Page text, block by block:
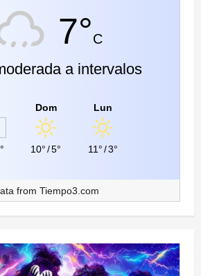
7°C
a intervalos
Dom
10°/5°
Lun
11°/3°
from Tiempo3.com